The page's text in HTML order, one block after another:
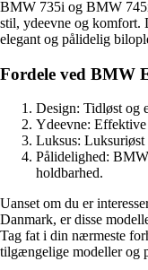
BMW 735i og BMW
stil, ydeevne og komfort.
elegant og pålidelig
Fordele ved BMW
Design: Tidløst og
Ydeevne: Effektive
Luksus: Luksuriøst
Pålidelighed:
holdbarhed.
Uanset om du er
Danmark, er disse
Tag fat i din nærmeste
tilgængelige modeller og